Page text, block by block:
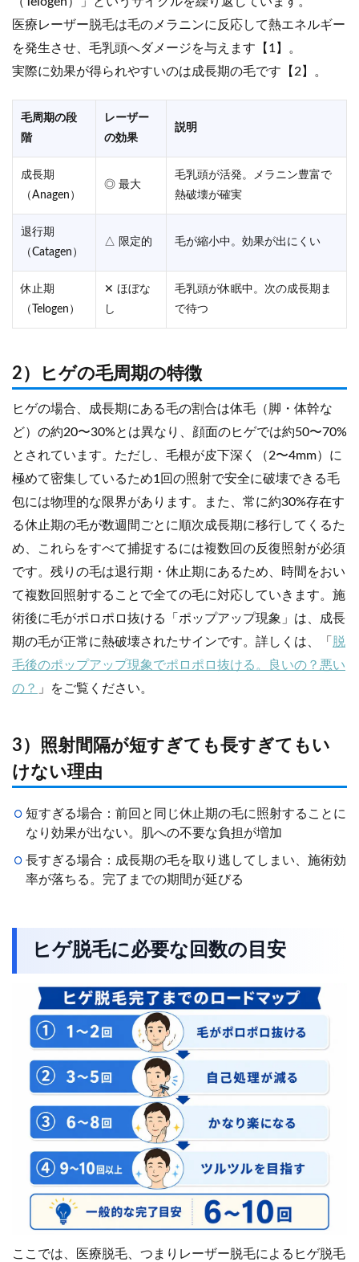
医療レーザー脱毛は毛のメラニンに反応して熱エネルギー
を発生させ、毛乳頭へダメージを与えます【1】。
実際に効果が得られやすいのは成長期の毛です【2】。
毛周期の段
階
レーザー
の効果
説明
成長期
（Anagen）
◎ 最大
毛乳頭が活発。メラニン豊富で
熱破壊が確実
退行期
（Catagen）
△ 限定的 毛が縮小中。効果が出にくい
休止期
（Telogen）
✕ ほぼな
し
毛乳頭が休眠中。次の成長期ま
で待つ
2）ヒゲの毛周期の特徴
ヒゲの場合、成長期にある毛の割合は体毛（脚・体幹な
ど）の約20〜30%とは異なり、顔面のヒゲでは約50〜70%
とされています。ただし、毛根が皮下深く（2〜4mm）に
極めて密集しているため1回の照射で安全に破壊できる毛
包には物理的な限界があります。また、常に約30%存在す
る休止期の毛が数週間ごとに順次成長期に移行してくるた
め、これらをすべて捕捉するには複数回の反復照射が必須
です。残りの毛は退行期・休止期にあるため、時間をおい
て複数回照射することで全ての毛に対応していきます。施
術後に毛がポロポロ抜ける「ポップアップ現象」は、成長
期の毛が正常に熱破壊されたサインです。詳しくは、「 脱
毛後のポップアップ現象でポロポロ抜ける。良いの？悪い
の？ 」をご覧ください。
3）照射間隔が短すぎても長すぎてもい
けない理由
短すぎる場合：前回と同じ休止期の毛に照射することに
なり効果が出ない。肌への不要な負担が増加
長すぎる場合：成長期の毛を取り逃してしまい、施術効
率が落ちる。完了までの期間が延びる
ヒゲ脱毛に必要な回数の目安
ここでは、医療脱毛、つまりレーザー脱毛によるヒゲ脱毛